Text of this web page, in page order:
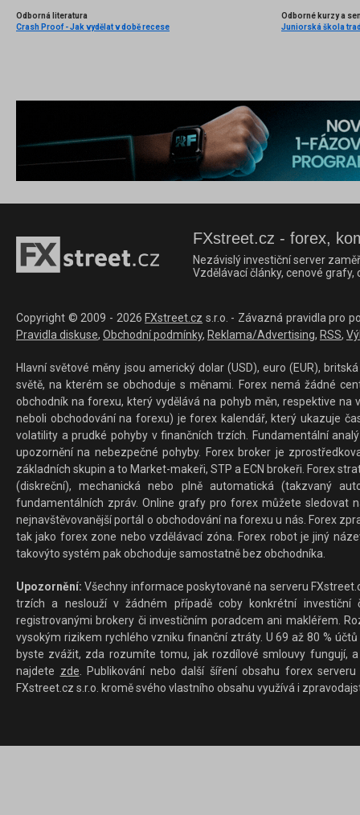
Odborná literatura
Crash Proof - Jak vydělat v době recese
Odborné kurzy a
Juniorská škola
FXstreet.cz - forex,
Nezávislý investiční server
Vzdělávací články, cenové
Copyright © 2009 - 2026 FXstreet.cz s.r.o. - Závazná pravidla pro
Pravidla diskuse, Obchodní podmínky, Reklama/Advertising, RSS,
Hlavní světové měny jsou americký dolar (USD), euro (EUR),
světě, na kterém se obchoduje s měnami. Forex nemá žádné
obchodník na forexu, který vydělává na pohyb měn, respektive
neboli obchodování na forexu) je forex kalendář, který ukazuje
volatility a prudké pohyby v finančních trzích. Fundamentální
upozornění na nebezpečné pohyby. Forex broker je
základních skupin a to Market-makeři, STP a ECN brokeři. Forex
(diskreční), mechanická nebo plně automatická (takzvaný
fundamentálních zpráv. Online grafy pro forex můžete sledovat
nejnavštěvovanější portál o obchodování na forexu u nás. Forex
tak jako forex zone nebo vzdělávací zóna. Forex robot je jiný
takovýto systém pak obchoduje samostatně bez obchodníka.
Upozornění: Všechny informace poskytované na serveru
trzích a neslouží v žádném případě coby konkrétní investiční
registrovanými brokery či investičním poradcem ani makléřem.
vysokým rizikem rychlého vzniku finanční ztráty. U 69 až 80 %
byste zvážit, zda rozumíte tomu, jak rozdílové smlouvy fungují,
najdete zde. Publikování nebo další šíření obsahu forex
FXstreet.cz s.r.o. kromě svého vlastního obsahu využívá i